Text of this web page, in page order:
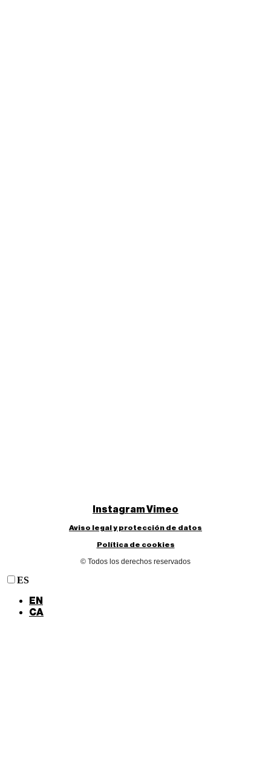
InstagramVimeo
Aviso legal y protección de datos
Política de cookies
© Todos los derechos reservados
ES
EN
CA